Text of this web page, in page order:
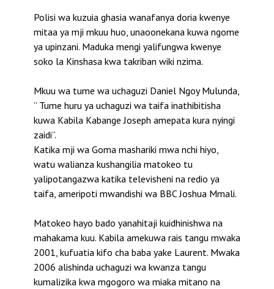
Polisi wa kuzuia ghasia wanafanya doria kwenye
mitaa ya mji mkuu huo, unaoonekana kuwa ngome
ya upinzani. Maduka mengi yalifungwa kwenye
soko la Kinshasa kwa takriban wiki nzima.
Mkuu wa tume wa uchaguzi Daniel Ngoy Mulunda,
” Tume huru ya uchaguzi wa taifa inathibitisha
kuwa Kabila Kabange Joseph amepata kura nyingi
zaidi”.
Katika mji wa Goma mashariki mwa nchi hiyo,
watu walianza kushangilia matokeo tu
yalipotangazwa katika televisheni na redio ya
taifa, ameripoti mwandishi wa BBC Joshua Mmali.
Matokeo hayo bado yanahitaji kuidhinishwa na
mahakama kuu. Kabila amekuwa rais tangu mwaka
2001, kufuatia kifo cha baba yake Laurent. Mwaka
2006 alishinda uchaguzi wa kwanza tangu
kumalizika kwa mgogoro wa miaka mitano na